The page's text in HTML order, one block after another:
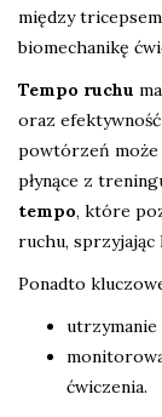
między
biomechanikę
Tempo ruchu
oraz
powtórzeń
płynące z
tempo, które
ruchu, sprzyjając
Ponadto
utrzymanie
ćwiczenia.